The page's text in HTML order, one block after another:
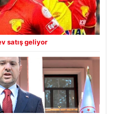
satış geliyor